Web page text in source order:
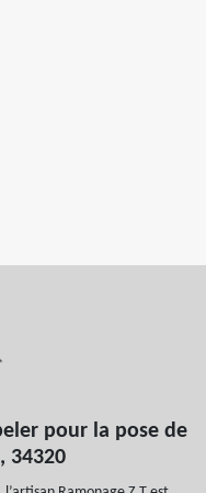
pour la pose de
34320